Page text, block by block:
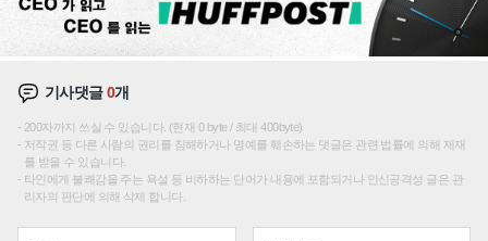
기사댓글0개
200자까지 쓰실 수 있습니다. (현재 0 byte / 최대 400byte)
저작권 등 다른 사람의 권리를 침해하거나 명예를 훼손하는 댓글은 관련 법률에 의해 제재
를 받을 수 있습니다.
타인에게 불쾌감을 주는 욕설 등 비하하는 단어가 내용에 포함되거나 인신공격성 글은 관
리자의 판단에 의해 삭제 합니다.